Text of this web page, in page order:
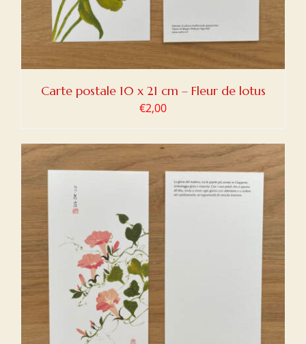
Carte postale 10 x 21 cm – Fleur de lotus
€2,00